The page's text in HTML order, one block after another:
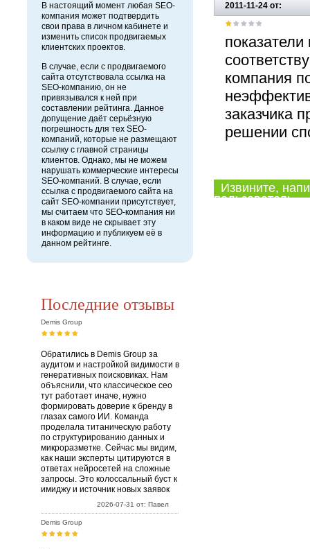
В настоящий момент любая SEO-
компания может подтвердить
свои права в личном кабинете и
изменить список продвигаемых
клиентских проектов.
В случае, если с продвигаемого
сайта отсутствовала ссылка на
SEO-компанию, он не
привязывался к ней при
составлении рейтинга. Данное
допущение даёт серьёзную
погрешность для тех SEO-
компаний, которые не размещают
ссылку с главной страницы
клиентов. Однако, мы не можем
нарушать коммерческие интересы
SEO-компаний. В случае, если
ссылка с продвигаемого сайта на
сайт SEO-компании присутствует,
мы считаем что SEO-компания ни
в каком виде не скрывает эту
информацию и публикуем её в
данном рейтинге.
Последние отзывы
Demis Group
Обратились в Demis Group за
аудитом и настройкой видимости в
генеративных поисковиках. Нам
объяснили, что классическое сео
тут работает иначе, нужно
формировать доверие к бренду в
глазах самого ИИ. Команда
проделала титаническую работу
по структурированию данных и
микроразметке. Сейчас мы видим,
как наши эксперты цитируются в
ответах нейросетей на сложные
запросы. Это колоссальный буст к
имиджу и источник новых заявок
2026-07-31 от: Павел
Demis Group
2011-11-24 от:
компания
заказчика
решении
Извините,
пользователь.